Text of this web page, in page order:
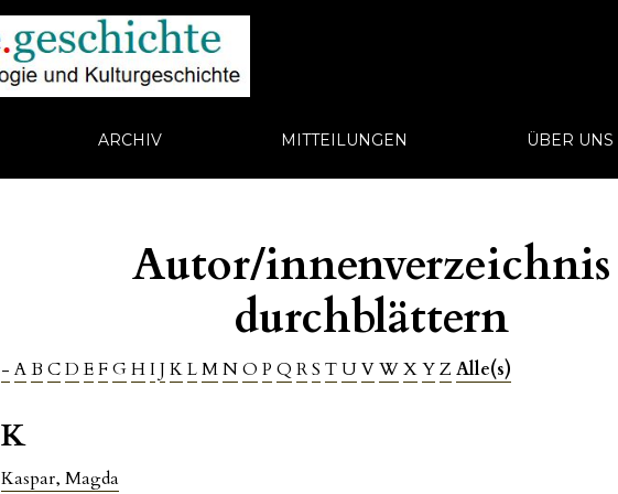
ARCHIV MITTEILUNGEN ÜBER UNS
Autor/innenverzeichnis
durchblättern
- AB CD EFGHI J KLMNO P Q RS TUVWXYZ Alle(s)
K
Kaspar, Magda